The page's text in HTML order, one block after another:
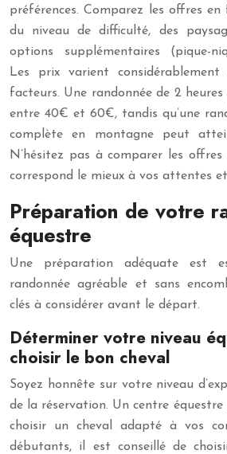
préférences. Comparez les offres
du niveau de difficulté, des
options supplémentaires (pique-
Les prix varient
facteurs. Une randonnée de 2
entre 40€ et 60€, tandis qu’une
complète en montagne peut
N’hésitez pas à comparer les
correspond le mieux à vos attentes
Préparation de votre
équestre
Une préparation adéquate est
randonnée agréable et sans
clés à considérer avant le départ.
Déterminer votre niveau
choisir le bon cheval
Soyez honnête sur votre niveau
de la réservation. Un centre équestre
choisir un cheval adapté à vos
débutants, il est conseillé de